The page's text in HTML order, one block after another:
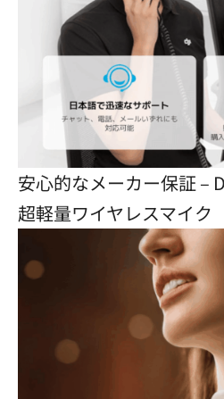
安心的なメーカー保証 –
超軽量ワイヤレスマイク